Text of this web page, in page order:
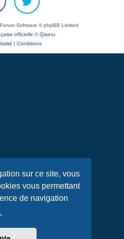
sur ce site, vous
vous permettant
de navigation
Software © phpBB Limited
officielle ©Qiaeru
| Conditions